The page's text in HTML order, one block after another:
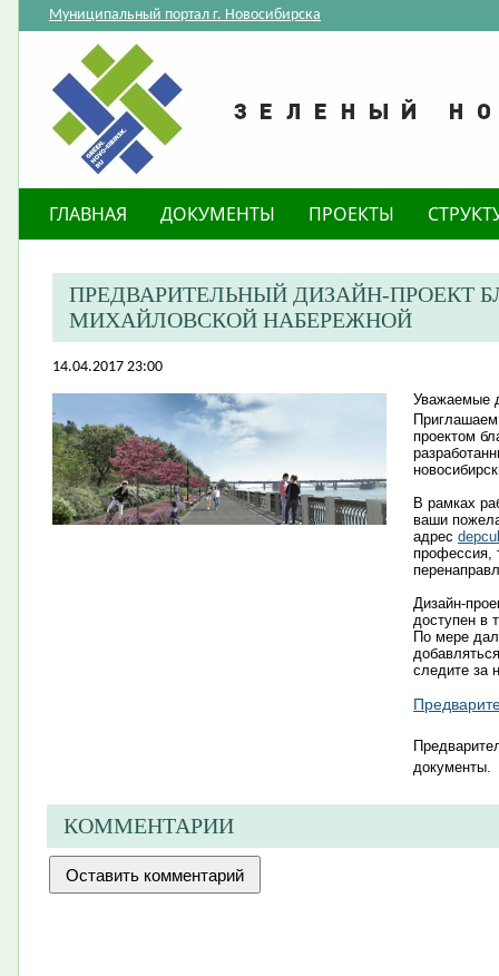
Муниципальный портал г. Новосибирска
ГЛАВНАЯ ДОКУМЕНТЫ ПРОЕКТЫ
ПРЕДВАРИТЕЛЬНЫЙ ДИЗАЙН-ПРОЕКТ
МИХАЙЛОВСКОЙ НАБЕРЕЖНОЙ
14.04.2017 23:00
Уважаемые
проектом
В рамках
ваши
адрес
профессия,
Дизайн-
доступен в
По мере
следите за
Пре
документы.​
КОММЕНТАРИИ